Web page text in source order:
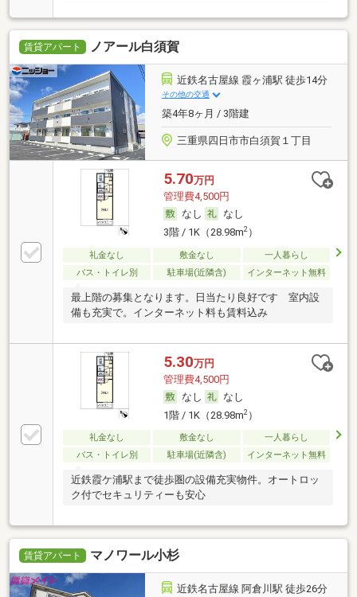
賃貸アパート ノアール白須賀
近鉄名古屋線 霞ヶ浦駅 徒歩14分
その他の交通
築4年8ヶ月 / 3階建
三重県四日市市白須賀１丁目
5.70万円
管理費4,500円
なし
なし
3階 / 1K（28.98m2）
礼金なし 敷金なし
一人暮らし
バス・トイレ別
駐車場(近隣含) インターネット無料
最上階の募集となります。日当たり良好です 室内設
備も充実で。インターネット料も賃料込み
5.30万円
管理費4,500円
なし
なし
1階 / 1K（28.98m2）
礼金なし 敷金なし
一人暮らし
バス・トイレ別
駐車場(近隣含) インターネット無料
近鉄霞ケ浦駅まで徒歩圏の設備充実物件。オートロッ
ク付でセキュリティーも安心
賃貸アパート マノワール小杉
近鉄名古屋線 阿倉川駅 徒歩26分